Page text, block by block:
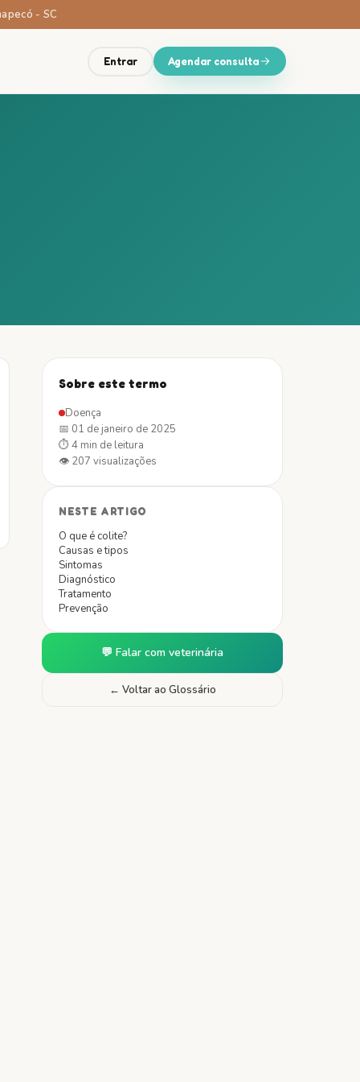
- SC
Entrar Agendar consulta
Sobre este termo
Doença
📅 01 de janeiro de 2025
⏱ 4 min de leitura
👁 207 visualizações
NESTE ARTIGO
O que é colite?
Causas e tipos
Sintomas
Diagnóstico
Tratamento
Prevenção
💬 Falar com veterinária
← Voltar ao Glossário